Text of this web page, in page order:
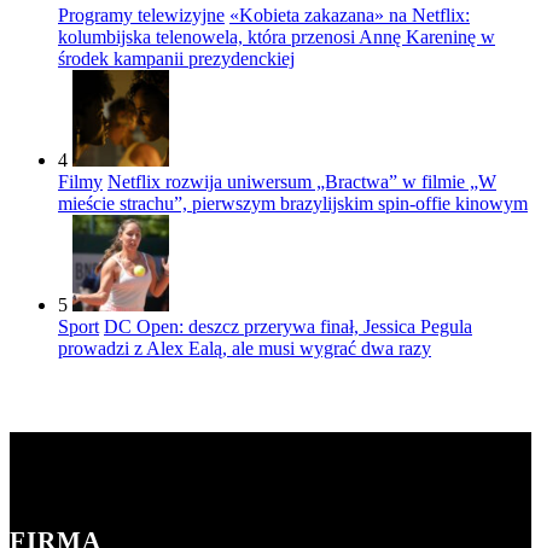
Programy telewizyjne «Kobieta zakazana» na Netflix:
kolumbijska telenowela, która przenosi Annę Kareninę w
środek kampanii prezydenckiej
4
Filmy Netflix rozwija uniwersum „Bractwa” w filmie „W
mieście strachu”, pierwszym brazylijskim spin-offie kinowym
5
Sport DC Open: deszcz przerywa finał, Jessica Pegula
prowadzi z Alex Ealą, ale musi wygrać dwa razy
FIRMA